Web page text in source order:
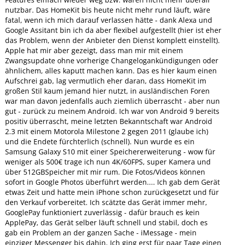
nutzbar. Das HomeKit bis heute nicht mehr rund läuft, wäre
fatal, wenn ich mich darauf verlassen hätte - dank Alexa und
Google Assitant bin ich da aber flexibel aufgestellt (hier ist eher
das Problem, wenn der Anbieter den Dienst komplett einstellt).
Apple hat mir aber gezeigt, dass man mir mit einem
Zwangsupdate ohne vorherige Changelogankündigungen oder
ähnlichem, alles kaputt machen kann. Das es hier kaum einen
Aufschrei gab, lag vermutlich eher daran, dass HomeKit im
großen Stil kaum jemand hier nutzt, in ausländischen Foren
war man davon jedenfalls auch ziemlich überrascht - aber nun
gut - zurück zu meinem Android. Ich war von Android 9 bereits
positiv überrascht, meine letzten Bekanntschaft war Android
2.3 mit einem Motorola Milestone 2 gegen 2011 (glaube ich)
und die Endete fürchterlich (schnell). Nun wurde es ein
Samsung Galaxy S10 mit einer Speichererweiterung - wow für
weniger als 500€ trage ich nun 4K/60FPS, super Kamera und
über 512GBSpeicher mit mir rum. Die Fotos/Videos können
sofort in Google Photos überführt werden.... Ich gab dem Gerät
etwas Zeit und hatte mein iPhone schon zurückgesetzt und für
den Verkauf vorbereitet. Ich scätzte das Gerät immer mehr,
GooglePay funktioniert zuverlässig - dafür brauch es kein
ApplePay, das Gerät selber läuft schnell und stabil, doch es
gab ein Problem an der ganzen Sache - iMessage - mein
einziger Messenger bis dahin. Ich ging erst für paar Tage einen